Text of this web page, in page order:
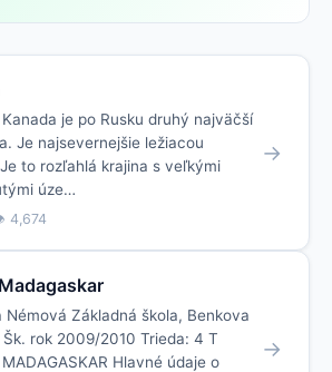
Kanada je po Rusku druhý najväčší
Je najsevernejšie ležiacou
to rozľahlá krajina s veľkými
úze…
4,674
→
Némová Základná škola, Benkova
rok 2009/2010 Trieda: 4 T
MADAGASKAR Hlavné údaje o
→